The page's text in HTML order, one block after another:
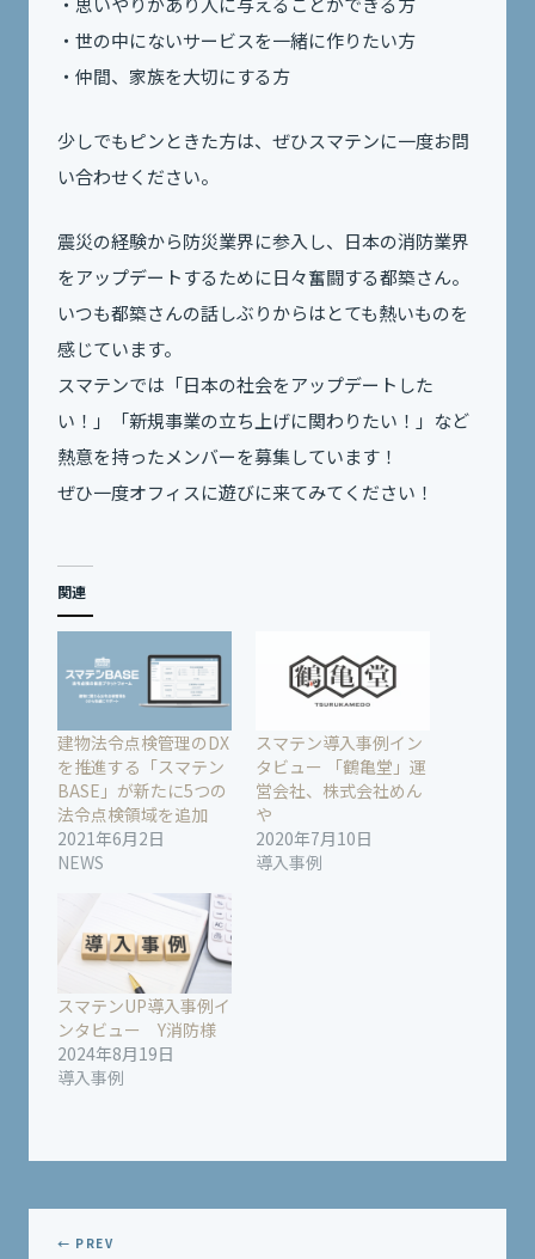
・世の中にないサービスを一緒に作りたい方
・仲間、家族を大切にする方
少しでもピンときた方は、ぜひスマテンに一度お問
い合わせください。
震災の経験から防災業界に参入し、日本の消防業界
をアップデートするために日々奮闘する都築さん。
いつも都築さんの話しぶりからはとても熱いものを
感じています。
スマテンでは「日本の社会をアップデートした
い！」「新規事業の立ち上げに関わりたい！」など
熱意を持ったメンバーを募集しています！
ぜひ一度オフィスに遊びに来てみてください！
関連
建物法令点検管理のDX
を推進する「スマテン
BASE」が新たに5つの
法令点検領域を追加
2021年6月2日
NEWS
スマテン導入事例イン
タビュー 「鶴亀堂」運
営会社、株式会社めん
や
2020年7月10日
導入事例
スマテンUP導入事例イ
ンタビュー Y消防様
2024年8月19日
導入事例
← PREV